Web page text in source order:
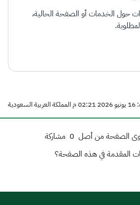
حول الخدمات أو الصفحة الحالية،
الصفحة من أصل 0 مشاركة
المقدمة في هذه الصفحة؟